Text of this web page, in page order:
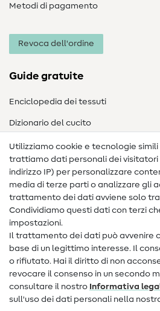
Metodi di pagamento
Revoca dell'ordine
Guide gratuite
Enciclopedia dei tessuti
Dizionario del cucito
Nähanleitungen
Assistenza e contatto
Contatto
Informazioni sul nuovo proprietario
FAQ
Diritto di recesso
Popolare
Utilizziamo cookie e tecnologie
trattiamo dati personali dei visitatori
indirizzo IP) per personalizzare
media di terze parti o analizzare gli
trattamento dei dati avviene solo
Condividiamo questi dati con terzi
impostazioni.
Il trattamento dei dati può avvenire
base di un legittimo interesse. Il
o rifiutato. Hai il diritto di non
revocare il consenso in un secondo
consultare il nostro Informativa
sull'uso dei dati personali nella